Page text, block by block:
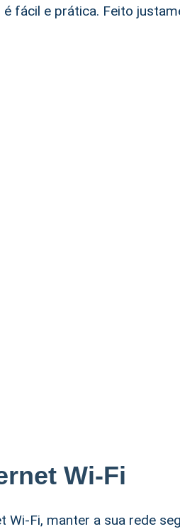
fácil e prática. Feito
Wi-Fi
Wi-Fi, manter a sua rede